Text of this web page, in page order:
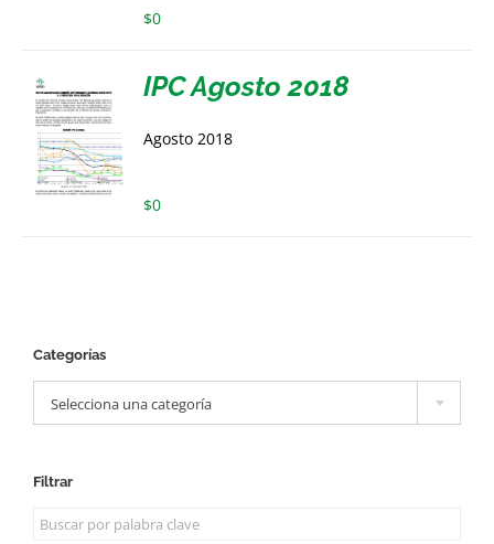
$0
IPC Agosto 2018
Agosto 2018
$0
Categorías
Selecciona una categoría
Filtrar